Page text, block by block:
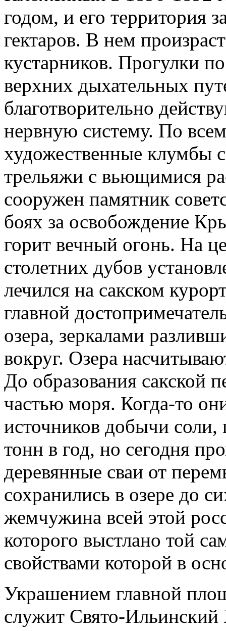
годом, и его территория
гектаров. В нем
кустарников. Прогулки
верхних дыхательных
благотворительно
нервную систему. По
художественные клумбы
трельяжи с вьющимися
сооружен памятник
боях за освобождение
горит вечный огонь. На
столетних дубов
лечился на сакском
главной
озера, зеркалами
вокруг. Озера
До образования сакской
частью моря. Когда-то
источников добычи соли,
тонн в год, но сегодня
деревянные сваи от
сохранились в озере до
жемчужина всей этой
которого выстлано той
свойствами которой в
Украшением главной
служит Свято-